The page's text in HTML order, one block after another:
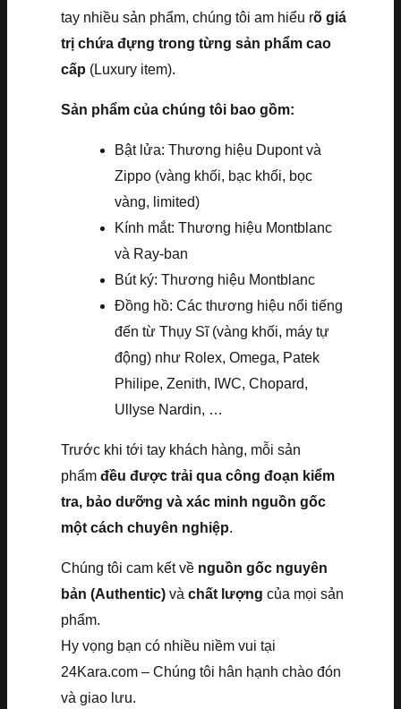
tay nhiều sản phẩm, chúng tôi am hiểu rõ giá
trị chứa đựng trong từng sản phẩm cao
cấp (Luxury item).
Sản phẩm của chúng tôi bao gồm:
Bật lửa: Thương hiệu Dupont và
Zippo (vàng khối, bạc khối, bọc
vàng, limited)
Kính mắt: Thương hiệu Montblanc
và Ray-ban
Bút ký: Thương hiệu Montblanc
Đồng hồ: Các thương hiệu nổi tiếng
đến từ Thụy Sĩ (vàng khối, máy tự
động) như Rolex, Omega, Patek
Philipe, Zenith, IWC, Chopard,
Ullyse Nardin, …
Trước khi tới tay khách hàng, mỗi sản
phẩm đều được trải qua công đoạn kiểm
tra, bảo dưỡng và xác minh nguồn gốc
một cách chuyên nghiệp.
Chúng tôi cam kết về nguồn gốc nguyên
bản (Authentic) và chất lượng của mọi sản
phẩm.
Hy vọng bạn có nhiều niềm vui tại
24Kara.com – Chúng tôi hân hạnh chào đón
và giao lưu.